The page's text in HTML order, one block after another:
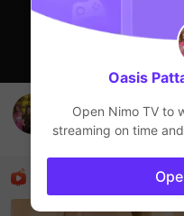
Oasis Pattaya
Прямые трансляции
Рекомендованные
Oasis
Open Nimo TV to
streaming on time